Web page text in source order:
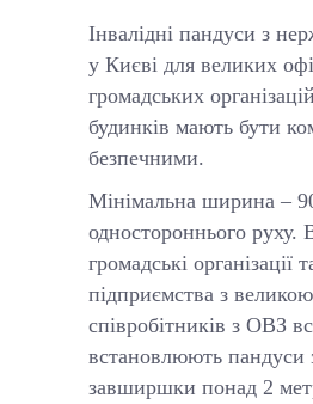
Інвалідні пандуси з
у Києві для великих
громадських
будинків мають бути
безпечними.
Мінімальна ширина –
одностороннього руху.
громадські організації
підприємства з
співробітників з ОВЗ
встановлюють пандуси
завширшки понад 2